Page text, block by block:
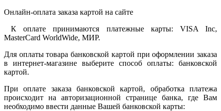
Онлайн-оплата заказа картой на сайте
К оплате принимаются платежные карты: VISA Inc,
MasterCard WorldWide, МИР.
Для оплаты товара банковской картой при оформлении заказа
в интернет-магазине выберите способ оплаты: банковской
картой.
При оплате заказа банковской картой, обработка платежа
происходит на авторизационной странице банка, где Вам
необходимо ввести данные Вашей банковской карты: